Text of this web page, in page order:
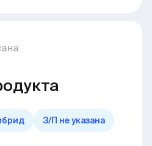
З/П не указана